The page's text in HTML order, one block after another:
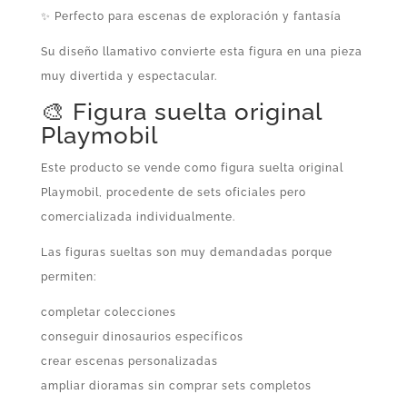
✨ Perfecto para escenas de exploración y fantasía
Su diseño llamativo convierte esta figura en una pieza
muy divertida y espectacular.
🎨 Figura suelta original
Playmobil
Este producto se vende como figura suelta original
Playmobil, procedente de sets oficiales pero
comercializada individualmente.
Las figuras sueltas son muy demandadas porque
permiten:
completar colecciones
conseguir dinosaurios específicos
crear escenas personalizadas
ampliar dioramas sin comprar sets completos